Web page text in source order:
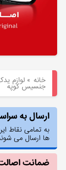
خانه »لوازم
جنسیس کوپه
ارسال به
به تمامی نقاط
ها ارسال می
ضمانت